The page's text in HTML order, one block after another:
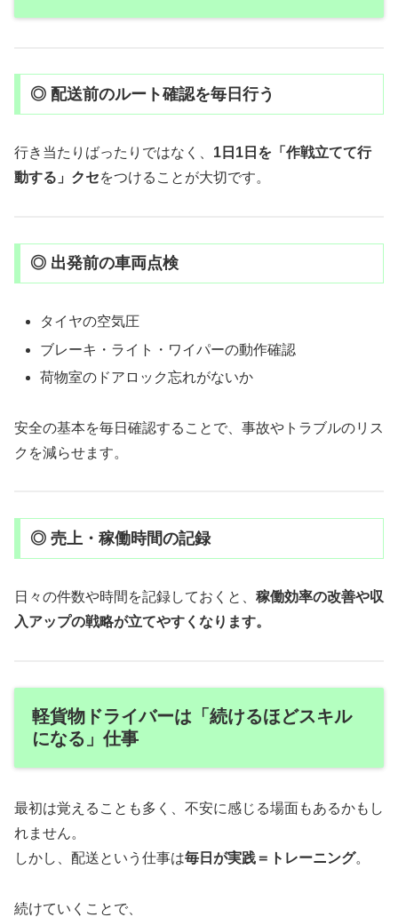
◎ 配送前のルート確認を毎日行う
行き当たりばったりではなく、 1日1日を「作戦立てて行
動する」クセをつけることが大切です。
◎ 出発前の車両点検
タイヤの空気圧
ブレーキ・ライト・ワイパーの動作確認
荷物室のドアロック忘れがないか
安全の基本を毎日確認することで、事故やトラブルのリス
クを減らせます。
◎ 売上・稼働時間の記録
日々の件数や時間を記録しておくと、 稼働効率の改善や収
入アップの戦略が立てやすくなります。
軽貨物ドライバーは「続けるほどスキル
になる」仕事
最初は覚えることも多く、不安に感じる場面もあるかもし
れません。
しかし、配送という仕事は毎日が実践＝トレーニング。
続けていくことで、